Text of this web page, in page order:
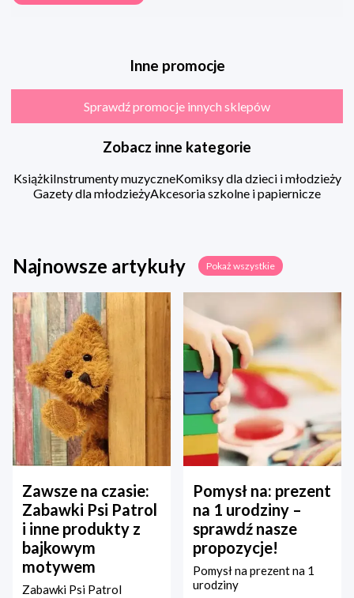
Inne promocje
Sprawdź promocje innych sklepów
Zobacz inne kategorie
KsiążkiInstrumenty muzyczneKomiksy dla dzieci i młodzieży
Gazety dla młodzieżyAkcesoria szkolne i papiernicze
Najnowsze artykuły Pokaż wszystkie
Zawsze na czasie:
Zabawki Psi Patrol
i inne produkty z
bajkowym
motywem
Zabawki Psi Patrol
Pomysł na: prezent
na 1 urodziny –
sprawdź nasze
propozycje!
Pomysł na prezent na 1
urodziny